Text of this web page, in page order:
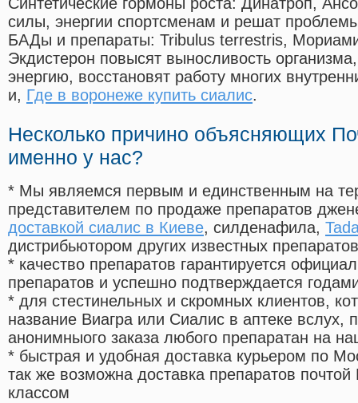
силы, энергии спортсменам и решат
БАДы и препараты: Tribulus terrestris,
Экдистерон повысят выносливость
энергию, восстановят работу многих
и, Где в воронеже купить сиалис.
Несколько причино объясняющих
именно у нас?
* Мы являемся первым и единственным на
представителем по продаже препаратов
доставкой сиалис в Киеве, силденафила,
дистрибьютором других известных препаратов
* качество препаратов гарантируется
препаратов и успешно подтверждается
* для стестинельных и скромных клиентов,
название Виагра или Сиалис в аптеке вслух,
анонимныого заказа любого препаратан на
* быстрая и удобная доставка курьером по
так же возможна доставка препаратов
классом